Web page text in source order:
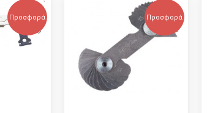
Προσφορά Προσφορά